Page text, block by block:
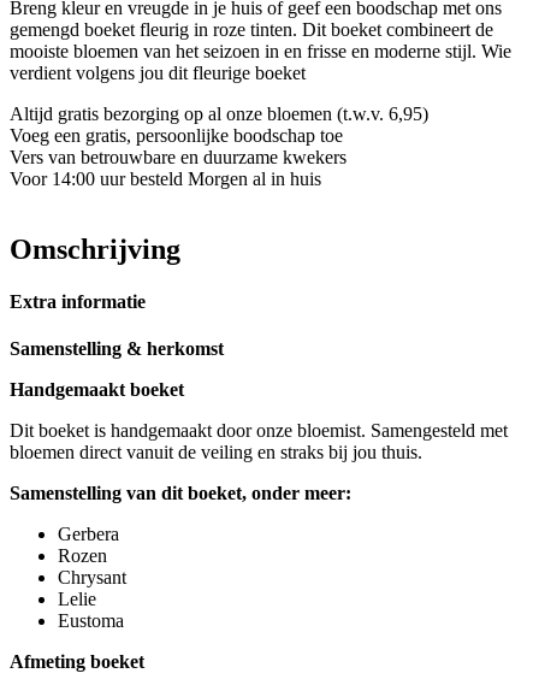
Breng kleur en vreugde in je huis of geef een boodschap met ons
gemengd boeket fleurig in roze tinten. Dit boeket combineert de
mooiste bloemen van het seizoen in en frisse en moderne stijl. Wie
verdient volgens jou dit fleurige boeket
Altijd gratis bezorging op al onze bloemen (t.w.v. 6,95)
Voeg een gratis, persoonlijke boodschap toe
Vers van betrouwbare en duurzame kwekers
Voor 14:00 uur besteld Morgen al in huis
Omschrijving
Extra informatie
Samenstelling & herkomst
Handgemaakt boeket
Dit boeket is handgemaakt door onze bloemist. Samengesteld met
bloemen direct vanuit de veiling en straks bij jou thuis.
Samenstelling van dit boeket, onder meer:
Gerbera
Rozen
Chrysant
Lelie
Eustoma
Afmeting boeket